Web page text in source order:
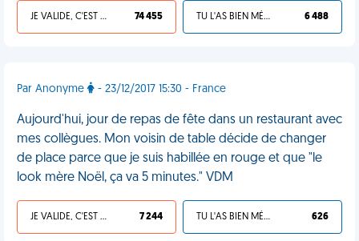
JE VALIDE, C'EST UNE VDM 74 455 TU L'AS BIEN MÉRITÉ 6 488
Par Anonyme - 23/12/2017 15:30 - France
Aujourd'hui, jour de repas de fête dans un restaurant avec
mes collègues. Mon voisin de table décide de changer
de place parce que je suis habillée en rouge et que "le
look mère Noël, ça va 5 minutes." VDM
JE VALIDE, C'EST UNE VDM 7 244 TU L'AS BIEN MÉRITÉ 626